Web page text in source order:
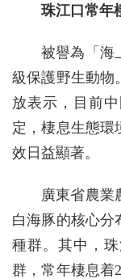
珠江口常年
被譽為「海
級保護野生動物
放表示，目前
定，棲息生態環
效日益顯著。
廣東省農業
白海豚的核心分
種群。其中，
群，常年棲息着